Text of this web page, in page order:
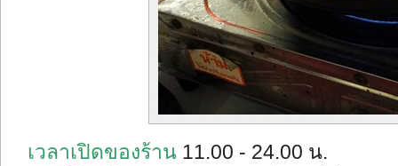
เวลาเปิดของร้าน 11.00 - 24.00 น.